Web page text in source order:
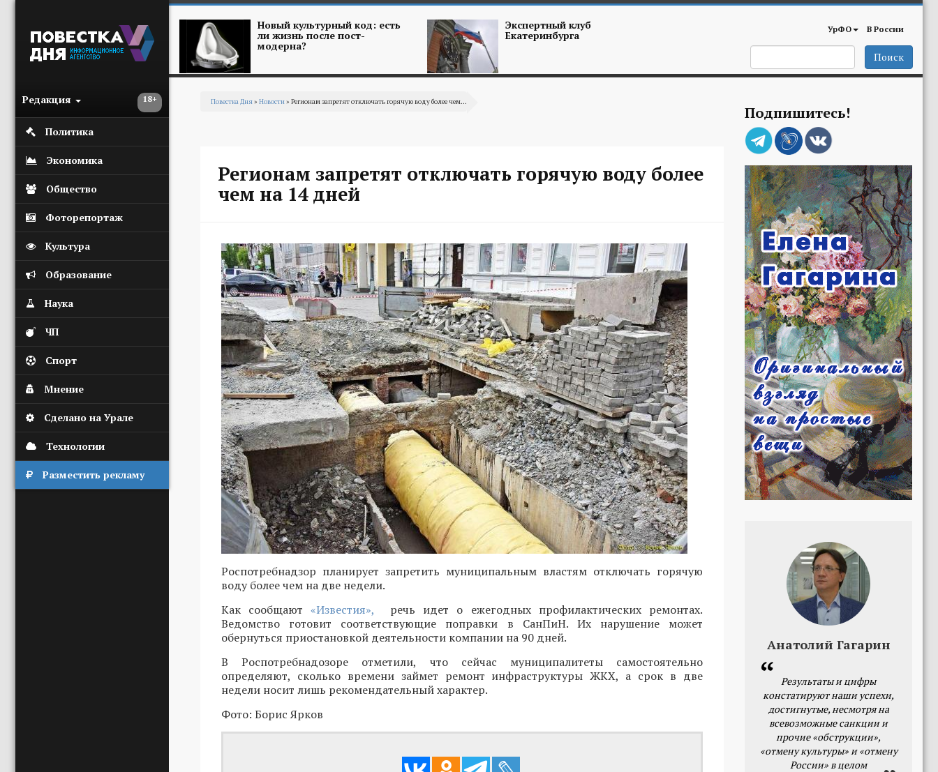
18+
Редакция
Политика
Экономика
Общество
Фоторепортаж
Культура
Образование
Наука
ЧП
Спорт
Мнение
Сделано на Урале
Технологии
Разместить рекламу
Новый культурный код: есть
ли жизнь после пост-
модерна?
Экспертный клуб
Екатеринбурга УрФО В России
Поиск
Повестка Дня» Новости» Регионам запретят отключать горячую воду более чем...
Регионам запретят отключать горячую воду более
чем на 14 дней
Роспотребнадзор планирует запретить муниципальным властям отключать горячую
воду более чем на две недели.
Как сообщают «Известия», речь идет о ежегодных профилактических ремонтах.
Ведомство готовит соответствующие поправки в СанПиН. Их нарушение может
обернуться приостановкой деятельности компании на 90 дней.
В Роспотребнадозоре отметили, что сейчас муниципалитеты самостоятельно
определяют, сколько времени займет ремонт инфраструктуры ЖКХ, а срок в две
недели носит лишь рекомендательный характер.
Фото: Борис Ярков
Подпишитесь!
Анатолий Гагарин
Результаты и цифры
констатируют наши успехи,
достигнутые, несмотря на
всевозможные санкции и
прочие «обструкции»,
«отмену культуры» и «отмену
России» в целом